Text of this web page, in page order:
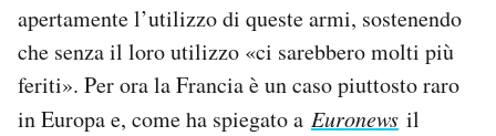
apertamente l’utilizzo di queste armi, sostenendo
che senza il loro utilizzo «ci sarebbero molti più
feriti». Per ora la Francia è un caso piuttosto raro
in Europa e, come ha spiegato a Euronews il